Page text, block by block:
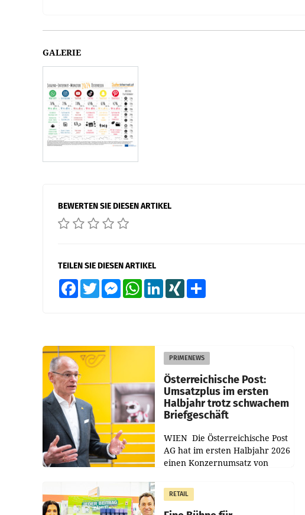
GALERIE
BEWERTEN SIE DIESEN ARTIKEL
TEILEN SIE DIESEN ARTIKEL
FacebookTwitter MessengerWhatsAppLinkedInXING
PRIMENEWS
Österreichische Post:
Umsatzplus im ersten
Halbjahr trotz schwachem
Briefgeschäft
WIEN Die Österreichische Post
AG hat im ersten Halbjahr 2026
einen Konzernumsatz von
erwirtschaftet, was einem Plus
von 3,8 Prozent gegenüber
dem Vergleichszeitraum
RETAIL